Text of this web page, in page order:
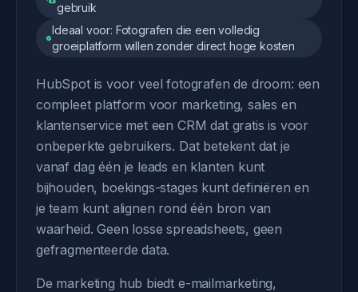
gebruik
Ideaal voor: Fotografen die een volledig
groeiplatform willen zonder direct hoge kosten
HubSpot is voor veel fotografen de droom: een
compleet platform voor marketing, sales en
klantenservice met een CRM dat gratis is voor
onbeperkte gebruikers. Dat betekent dat je
vanaf dag één je leads en klanten kunt
bijhouden, boekings-stages kunt definiëren en
je team kunt alignen rond één bron van
waarheid. Geen losse spreadsheets, geen
gefragmenteerde data.
De marketing hub biedt e-mailmarketing,